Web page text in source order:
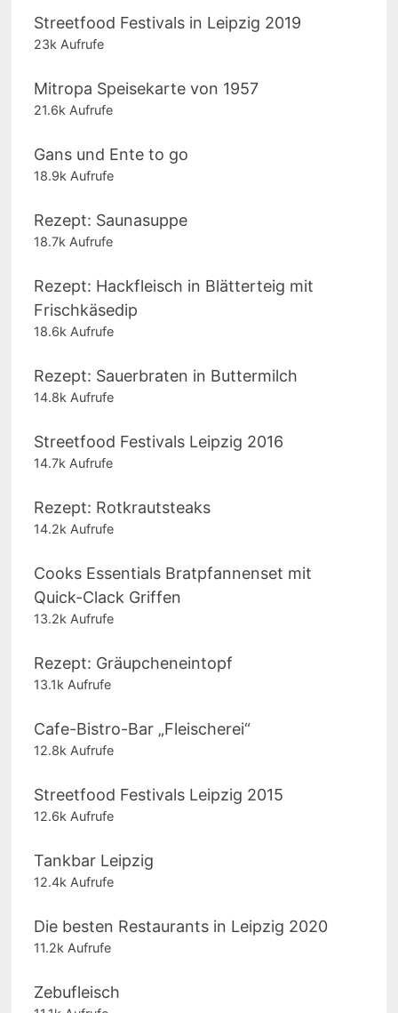
Streetfood Festivals in Leipzig 2019
23k Aufrufe
Mitropa Speisekarte von 1957
21.6k Aufrufe
Gans und Ente to go
18.9k Aufrufe
Rezept: Saunasuppe
18.7k Aufrufe
Rezept: Hackfleisch in Blätterteig mit
Frischkäsedip
18.6k Aufrufe
Rezept: Sauerbraten in Buttermilch
14.8k Aufrufe
Streetfood Festivals Leipzig 2016
14.7k Aufrufe
Rezept: Rotkrautsteaks
14.2k Aufrufe
Cooks Essentials Bratpfannenset mit
Quick-Clack Griffen
13.2k Aufrufe
Rezept: Gräupcheneintopf
13.1k Aufrufe
Cafe-Bistro-Bar „Fleischerei“
12.8k Aufrufe
Streetfood Festivals Leipzig 2015
12.6k Aufrufe
Tankbar Leipzig
12.4k Aufrufe
Die besten Restaurants in Leipzig 2020
11.2k Aufrufe
Zebufleisch